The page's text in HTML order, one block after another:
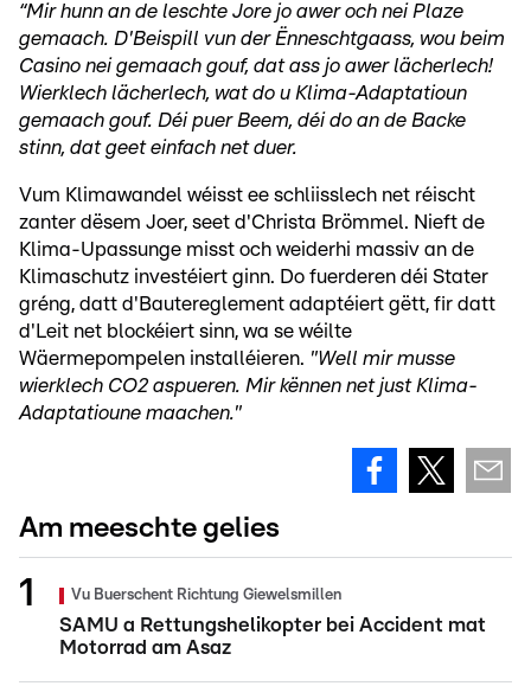
“Mir hunn an de leschte Jore jo awer och nei Plaze
gemaach. D'Beispill vun der Ënneschtgaass, wou beim
Casino nei gemaach gouf, dat ass jo awer lächerlech!
Wierklech lächerlech, wat do u Klima-Adaptatioun
gemaach gouf. Déi puer Beem, déi do an de Backe
stinn, dat geet einfach net duer.
Vum Klimawandel wéisst ee schliisslech net réischt
zanter dësem Joer, seet d'Christa Brömmel. Nieft de
Klima-Upassunge misst och weiderhi massiv an de
Klimaschutz investéiert ginn. Do fuerderen déi Stater
gréng, datt d'Bautereglement adaptéiert gëtt, fir datt
d'Leit net blockéiert sinn, wa se wéilte
Wäermepompelen installéieren. "Well mir musse
wierklech CO2 aspueren. Mir kënnen net just Klima-
Adaptatioune maachen."
Am meeschte gelies
Vu Buerschent Richtung Giewelsmillen
SAMU a Rettungshelikopter bei Accident mat
Motorrad am Asaz